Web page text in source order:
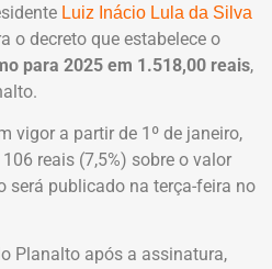
Luiz Inácio Lula da Silva
o decreto que estabelece o
para 2025 em 1.518,00 reais,
vigor a partir de 1º de janeiro,
reais (7,5%) sobre o valor
será publicado na terça-feira no
Planalto após a assinatura,